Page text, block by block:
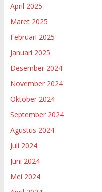
April 2025
Maret 2025
Februari 2025
Januari 2025
Desember 2024
November 2024
Oktober 2024
September 2024
Agustus 2024
Juli 2024
Juni 2024
Mei 2024